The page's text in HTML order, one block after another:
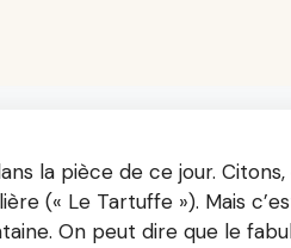
la pièce de ce jour.
(« Le Tartuffe »). Mais
On peut dire que le